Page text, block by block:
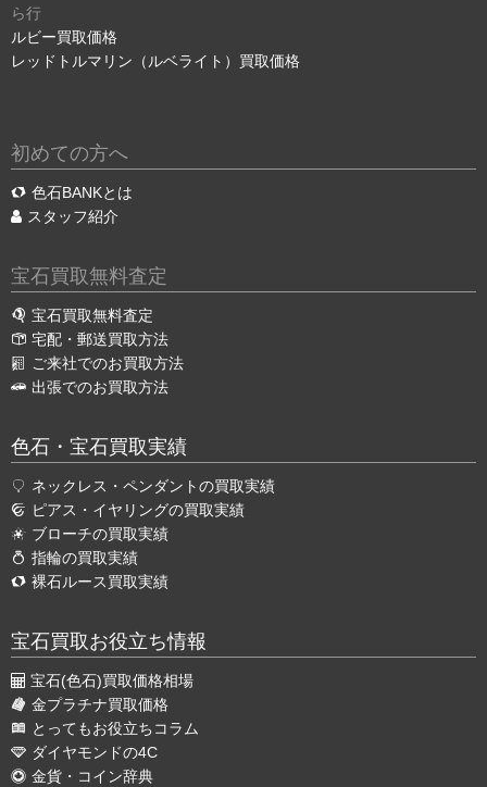
ら行
ルビー買取価格
レッドトルマリン（ルベライト）買取価格
初めての方へ
色石BANKとは
スタッフ紹介
宝石買取無料査定
宝石買取無料査定
宅配・郵送買取方法
ご来社でのお買取方法
出張でのお買取方法
色石・宝石買取実績
ネックレス・ペンダントの買取実績
ピアス・イヤリングの買取実績
ブローチの買取実績
指輪の買取実績
裸石ルース買取実績
宝石買取お役立ち情報
宝石(色石)買取価格相場
金プラチナ買取価格
とってもお役立ちコラム
ダイヤモンドの4C
金貨・コイン辞典